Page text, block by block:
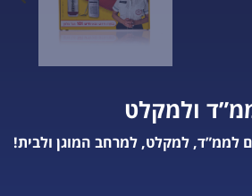
ולמקלט
לממ”ד, למקלט, למרחב המוגן ולבית!